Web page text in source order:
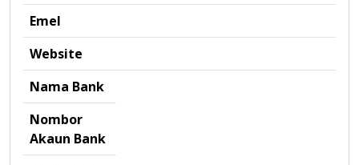
Emel
Website
Nama Bank
Nombor
Akaun Bank